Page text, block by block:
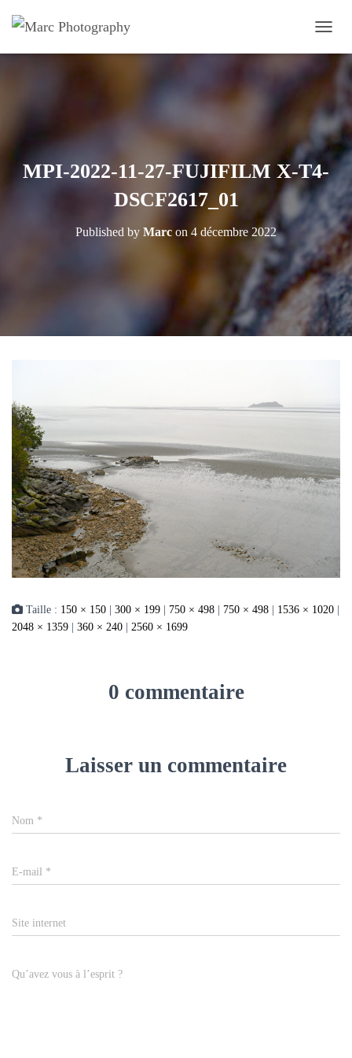
MPI-2022-11-27-FUJIFILM X-T4-
DSCF2617_01
Published by Marcon 4 décembre 2022
Taille : 150 × 150 300 × 199 750 × 498 750 × 498 1536 × 1020
2048 × 1359
360 × 240 2560 × 1699
0 commentaire
Laisser un commentaire
Nom *
E-mail *
Site internet
Qu’avez vous à l’esprit ?